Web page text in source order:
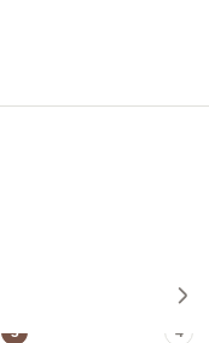
3 4